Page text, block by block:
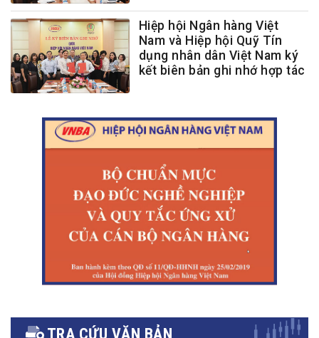
Hiệp hội Ngân hàng Việt
Nam và Hiệp hội Quỹ Tín
dụng nhân dân Việt Nam ký
kết biên bản ghi nhớ hợp tác
TRA CỨU VĂN BẢN